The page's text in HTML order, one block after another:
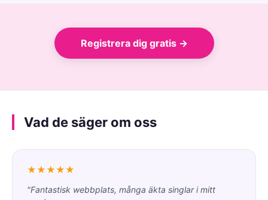
Registrera dig gratis →
Vad de säger om oss
★★★★★
"Fantastisk webbplats, många äkta singlar i mitt